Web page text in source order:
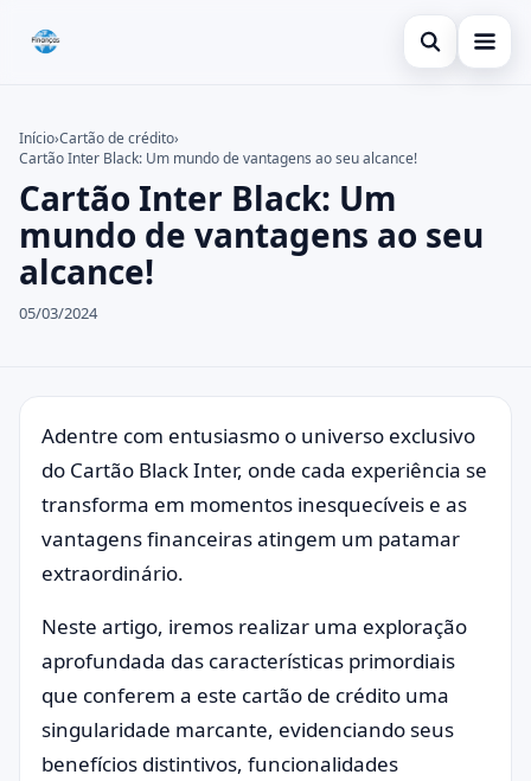
Abrir busca
Cartão de crédito
Economia
Buscar no site
Buscar por:
Pressione Enter para buscar ou ESC para fechar.
Início›Cartão de crédito›
Cartão Inter Black: Um mundo de vantagens ao seu alcance!
Cartão Inter Black: Um
mundo de vantagens ao seu
alcance!
05/03/2024
Adentre com entusiasmo o universo exclusivo
do Cartão Black Inter, onde cada experiência se
transforma em momentos inesquecíveis e as
vantagens financeiras atingem um patamar
extraordinário.
Neste artigo, iremos realizar uma exploração
aprofundada das características primordiais
que conferem a este cartão de crédito uma
singularidade marcante, evidenciando seus
benefícios distintivos, funcionalidades